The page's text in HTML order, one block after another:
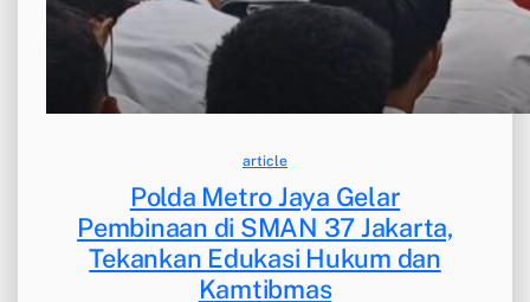
article
Polda Metro Jaya Gelar
Pembinaan di SMAN 37 Jakarta,
Tekankan Edukasi Hukum dan
Kamtibmas